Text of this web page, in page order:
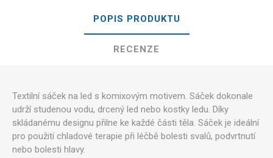
POPIS PRODUKTU
RECENZE
Textilní sáček na led s komixovým motivem. Sáček dokonale
udrží studenou vodu, drcený led nebo kostky ledu. Díky
skládanému designu přilne ke každé části těla. Sáček je ideální
pro použití chladové terapie při léčbě bolesti svalů, podvrtnutí
nebo bolesti hlavy.